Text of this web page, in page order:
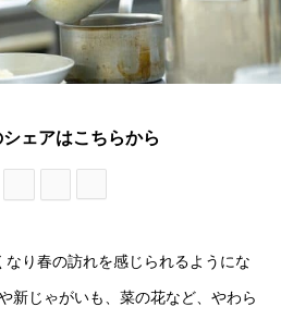
ェアはこちらから
り春の訪れを感じられるようにな
新じゃがいも、菜の花など、やわら